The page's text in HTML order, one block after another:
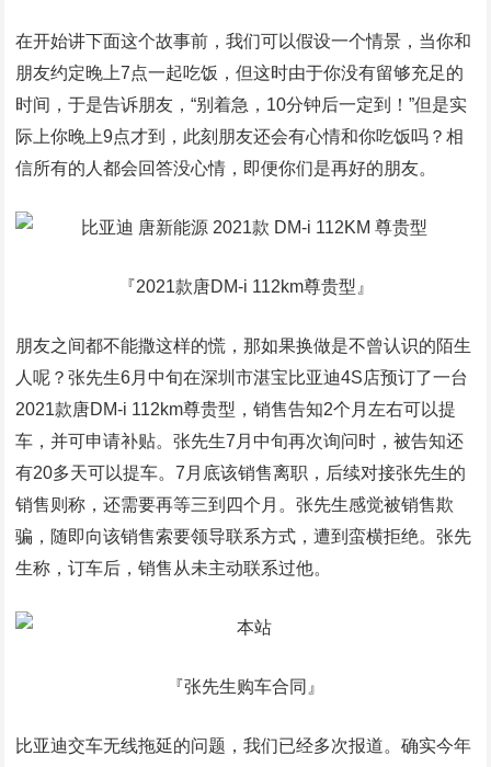
在开始讲下面这个故事前，我们可以假设一个情景，当你和
朋友约定晚上7点一起吃饭，但这时由于你没有留够充足的
时间，于是告诉朋友，“别着急，10分钟后一定到！”但是实
际上你晚上9点才到，此刻朋友还会有心情和你吃饭吗？相
信所有的人都会回答没心情，即便你们是再好的朋友。
『2021款唐DM-i 112km尊贵型』
朋友之间都不能撒这样的慌，那如果换做是不曾认识的陌生
人呢？张先生6月中旬在深圳市湛宝比亚迪4S店预订了一台
2021款唐DM-i 112km尊贵型，销售告知2个月左右可以提
车，并可申请补贴。张先生7月中旬再次询问时，被告知还
有20多天可以提车。7月底该销售离职，后续对接张先生的
销售则称，还需要再等三到四个月。张先生感觉被销售欺
骗，随即向该销售索要领导联系方式，遭到蛮横拒绝。张先
生称，订车后，销售从未主动联系过他。
『张先生购车合同』
比亚迪交车无线拖延的问题，我们已经多次报道。确实今年